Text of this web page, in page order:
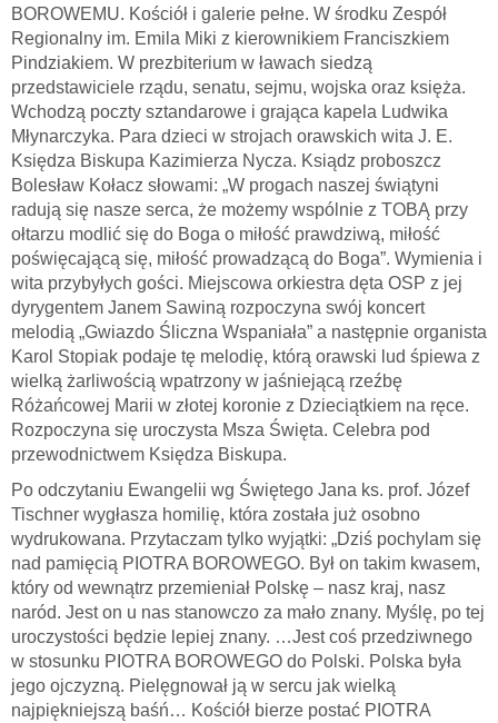
BOROWEMU. Kościół i galerie pełne. W środku Zespół
Regionalny im. Emila Miki z kierownikiem Franciszkiem
Pindziakiem. W prezbiterium w ławach siedzą
przedstawiciele rządu, senatu, sejmu, wojska oraz księża.
Wchodzą poczty sztandarowe i grająca kapela Ludwika
Młynarczyka. Para dzieci w strojach orawskich wita J. E.
Księdza Biskupa Kazimierza Nycza. Ksiądz proboszcz
Bolesław Kołacz słowami: „W progach naszej świątyni
radują się nasze serca, że możemy wspólnie z TOBĄ przy
ołtarzu modlić się do Boga o miłość prawdziwą, miłość
poświęcającą się, miłość prowadzącą do Boga”. Wymienia i
wita przybyłych gości. Miejscowa orkiestra dęta OSP z jej
dyrygentem Janem Sawiną rozpoczyna swój koncert
melodią „Gwiazdo Śliczna Wspaniała” a następnie organista
Karol Stopiak podaje tę melodię, którą orawski lud śpiewa z
wielką żarliwością wpatrzony w jaśniejącą rzeźbę
Różańcowej Marii w złotej koronie z Dzieciątkiem na ręce.
Rozpoczyna się uroczysta Msza Święta. Celebra pod
przewodnictwem Księdza Biskupa.
Po odczytaniu Ewangelii wg Świętego Jana ks. prof. Józef
Tischner wygłasza homilię, która została już osobno
wydrukowana. Przytaczam tylko wyjątki: „Dziś pochylam się
nad pamięcią PIOTRA BOROWEGO. Był on takim kwasem,
który od wewnątrz przemieniał Polskę – nasz kraj, nasz
naród. Jest on u nas stanowczo za mało znany. Myślę, po tej
uroczystości będzie lepiej znany. …Jest coś przedziwnego
w stosunku PIOTRA BOROWEGO do Polski. Polska była
jego ojczyzną. Pielęgnował ją w sercu jak wielką
najpiękniejszą baśń… Kościół bierze postać PIOTRA